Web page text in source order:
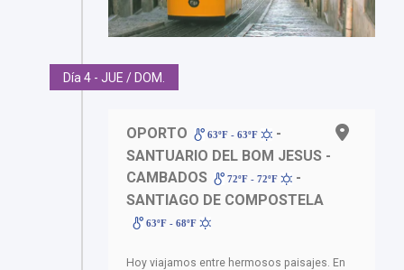
Día 4 - JUE / DOM.
OPORTO 63ºF - 63ºF
-
SANTUARIO DEL BOM JESUS -
CAMBADOS
72ºF - 72ºF
-
SANTIAGO DE COMPOSTELA
63ºF - 68ºF
Hoy viajamos entre hermosos paisajes. En